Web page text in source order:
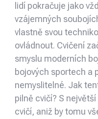
lidí pokračuje jako
vzájemných
vlastně svou
ovládnout. Cvičení
smyslu moderních
bojových sportech a
nemyslitelné. Jak
pilně cvičí? S
cvičí, aniž by tomu